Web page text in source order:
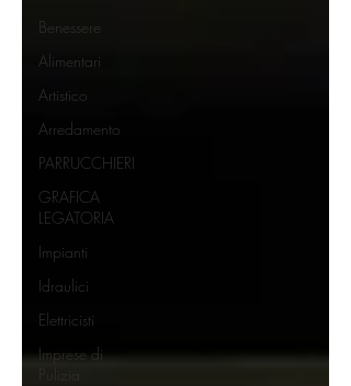
Benessere
Alimentari
Artistico
Arredamento
PARRUCCHIERI
GRAFICA
LEGATORIA
Impianti
Idraulici
Elettricisti
Imprese di
Pulizia